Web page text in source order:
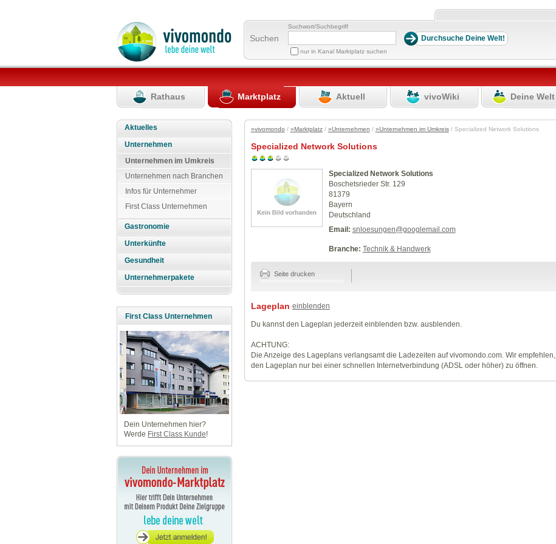
Suchen
Suchwort/Suchbegriff
nur in Kanal Marktplatz suchen
Rathaus Marktplatz Aktuell vivoWiki Deine Welt
Aktuelles
Unternehmen
Unternehmen im Umkreis
Unternehmen nach Branchen
Infos für Unternehmer
First Class Unternehmen
Gastronomie
Unterkünfte
Gesundheit
Unternehmerpakete
First Class Unternehmen
Dein Unternehmen hier?
Werde First Class Kunde!
»vivomondo / »Marktplatz/ »Unternehmen / »Unternehmen im Umkreis/ Specialized Network Solutions
Specialized Network Solutions
Specialized Network Solutions
Boschetsrieder Str. 129
81379
Bayern
Deutschland
Email: snloesungen@googlemail.com
Branche: Technik & Handwerk
Seite drucken
Lageplan einblenden
Du kannst den Lageplan jederzeit einblenden bzw. ausblenden.
ACHTUNG:
Die Anzeige des Lageplans verlangsamt die Ladezeiten auf vivomondo.com. Wir empfehlen,
den Lageplan nur bei einer schnellen Internetverbindung (ADSL oder höher) zu öffnen.